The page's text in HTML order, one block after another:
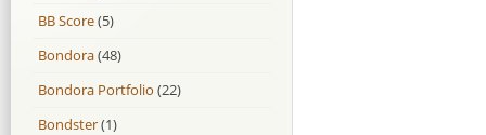
BB Score(5)
Bondora(48)
Bondora Portfolio (22)
Bondster(1)